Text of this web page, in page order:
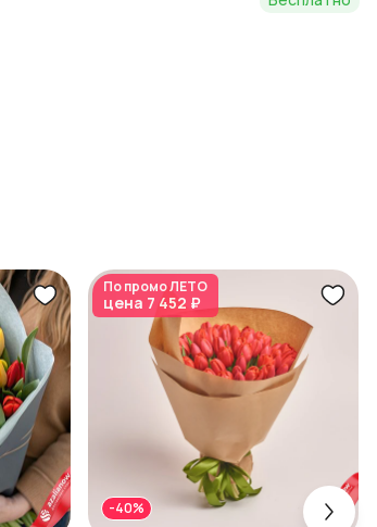
По промоЛЕТО
цена 7 452 ₽
-40%